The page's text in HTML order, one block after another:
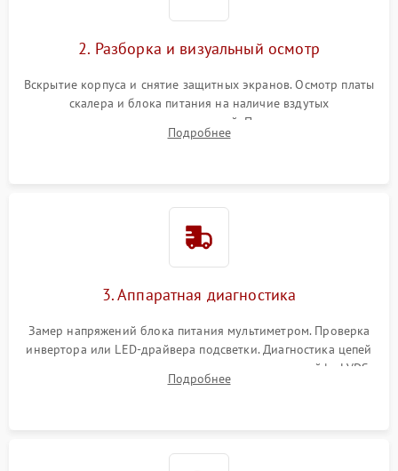
2. Разборка и визуальный осмотр
Вскрытие корпуса и снятие защитных экранов. Осмотр платы
скалера и блока питания на наличие вздутых
конденсаторов, прогаров, окислений. Проверка надежности
контактов и целостности шлейфов матрицы.
Подробнее
3. Аппаратная диагностика
Замер напряжений блока питания мультиметром. Проверка
инвертора или LED-драйвера подсветки. Диагностика цепей
питания скалера и тестирование сигналов на шлейфе LVDS
Подробнее